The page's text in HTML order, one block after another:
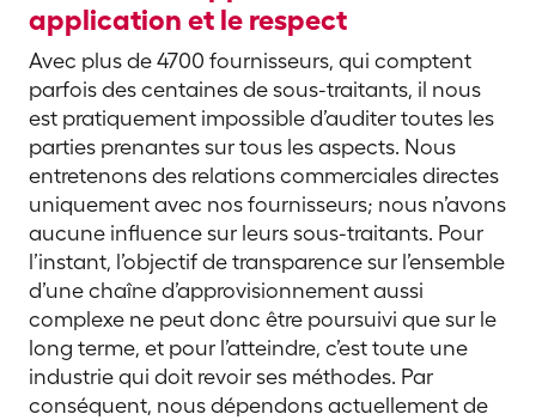
application et le respect
Avec plus de 4700 fournisseurs, qui comptent
parfois des centaines de sous-traitants, il nous
est pratiquement impossible d’auditer toutes les
parties prenantes sur tous les aspects. Nous
entretenons des relations commerciales directes
uniquement avec nos fournisseurs; nous n’avons
aucune influence sur leurs sous-traitants. Pour
l’instant, l’objectif de transparence sur l’ensemble
d’une chaîne d’approvisionnement aussi
complexe ne peut donc être poursuivi que sur le
long terme, et pour l’atteindre, c’est toute une
industrie qui doit revoir ses méthodes. Par
conséquent, nous dépendons actuellement de